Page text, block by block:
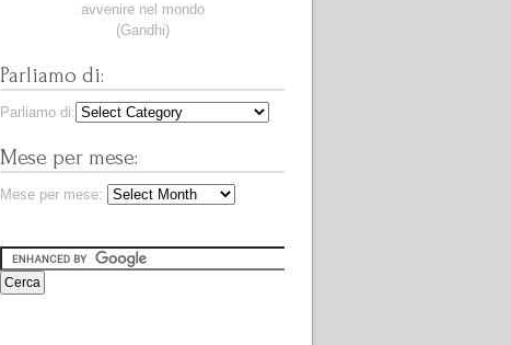
avvenire nel mondo
(Gandhi)
Parliamo di:
Parliamo di:
Mese per mese:
Mese per mese: